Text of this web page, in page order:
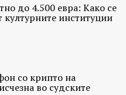
до 4.500 евра: Како се
културните институции
со крипто на
во судските